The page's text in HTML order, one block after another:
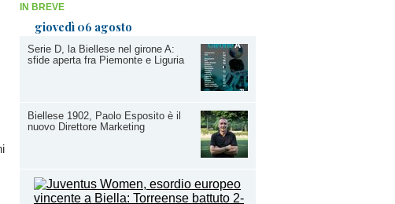
IN BREVE
giovedì 06 agosto
Serie D, la Biellese nel girone A:
sfide aperta fra Piemonte e Liguria
Biellese 1902, Paolo Esposito è il
nuovo Direttore Marketing